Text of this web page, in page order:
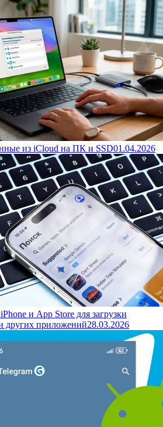
из iCloud на ПК и SSD01.04.2026
и App Store для загрузки
других приложений28.03.2026